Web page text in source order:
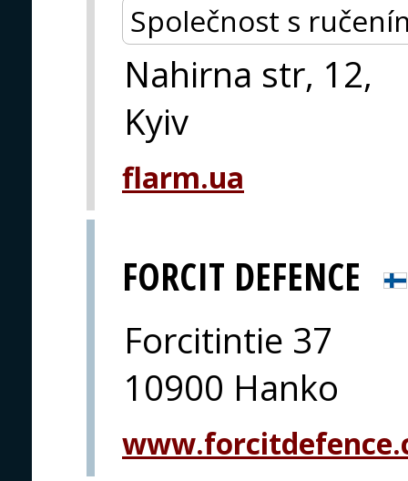
Společnost s
Nahirna str, 12,
Kyiv
flarm.ua
FORCIT DEFENCE
Forcitintie 37
10900 Hanko